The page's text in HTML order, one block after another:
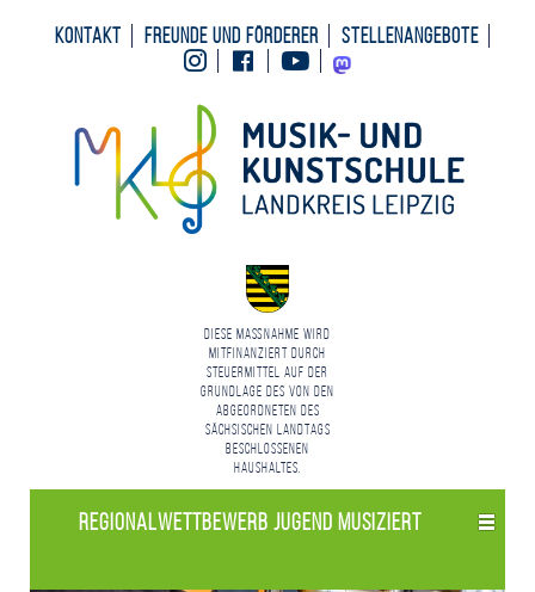
Kontakt Freunde und Förderer
Stellenangebote
InstagramFacebookYoutubeMastodon
Diese Maßnahme wird
mitfinanziert durch
Steuermittel auf der
Grundlage des von den
Abgeordneten des
Sächsischen Landtags
beschlossenen
Haushaltes.
Regional­wettbewerb Jugend Musiziert